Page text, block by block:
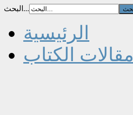
البحث...
الرئيسية
مقالات الكتاب